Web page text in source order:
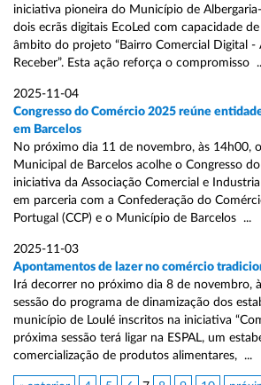
iniciativa pioneira do Município de
dois ecrãs digitais EcoLed com capacidade
âmbito do projeto “Bairro Comercial Digital -
Receber”. Esta ação reforça o compromisso
2025-11-04
Congresso do Comércio 2025 reúne
em Barcelos
No próximo dia 11 de novembro, às 14h00,
Municipal de Barcelos acolhe o Congresso
iniciativa da Associação Comercial e
em parceria com a Confederação do
Portugal (CCP) e o Município de Barcelos ...
2025-11-03
Apontamentos de lazer no comércio
Irá decorrer no próximo dia 8 de novembro,
sessão do programa de dinamização dos
município de Loulé inscritos na iniciativa
próxima sessão terá ligar na ESPAL, um
comercialização de produtos alimentares, ...